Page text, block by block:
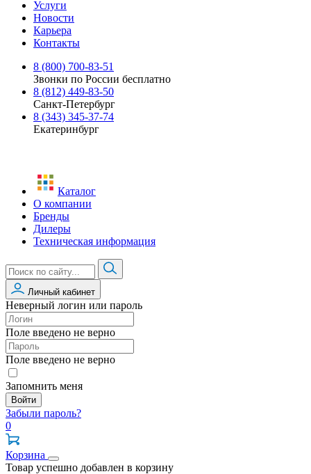
Услуги
Новости
Карьера
Контакты
8 (800) 700-83-51
Звонки по России бесплатно
8 (812) 449-83-50
Санкт-Петербург
8 (343) 345-37-74
Екатеринбург
Каталог
О компании
Бренды
Дилеры
Техническая информация
Личный кабинет
Неверный логин или пароль
Поле введено не верно
Поле введено не верно
Запомнить меня
Войти
Забыли пароль?
0
Корзина
Товар успешно добавлен в корзину